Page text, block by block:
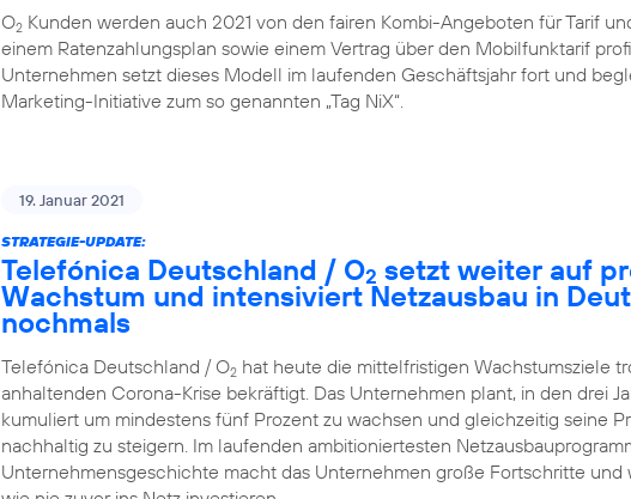
O2 Kunden werden auch 2021 von den fairen Kombi-Angeboten für Tarif
einem Ratenzahlungsplan sowie einem Vertrag über den Mobilfunktarif
Unternehmen setzt dieses Modell im laufenden Geschäftsjahr fort und
Marketing-Initiative zum so genannten „Tag NiX“.
19. Januar 2021
STRATEGIE-UPDATE:
Telefónica Deutschland / O2 setzt weiter auf
Wachstum und intensiviert Netzausbau in
nochmals
Telefónica Deutschland / O2 hat heute die mittelfristigen Wachstumsziele
anhaltenden Corona-Krise bekräftigt. Das Unternehmen plant, in den drei
kumuliert um mindestens fünf Prozent zu wachsen und gleichzeitig seine
nachhaltig zu steigern. Im laufenden ambitioniertesten
Unternehmensgeschichte macht das Unternehmen große Fortschritte und